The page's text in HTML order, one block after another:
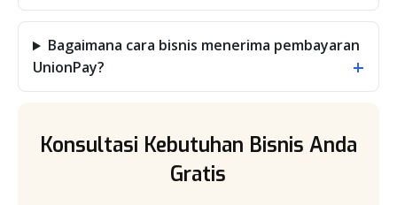
Bagaimana cara bisnis menerima pembayaran
UnionPay?
+
Konsultasi Kebutuhan Bisnis Anda
Gratis